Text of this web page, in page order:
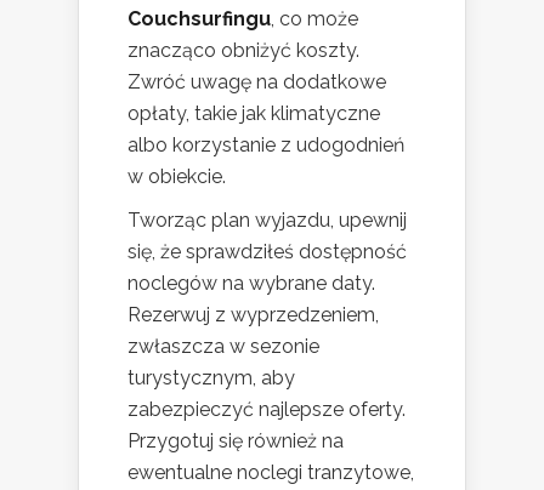
Couchsurfingu , co może
znacząco obniżyć koszty.
Zwróć uwagę na dodatkowe
opłaty, takie jak klimatyczne
albo korzystanie z udogodnień
w obiekcie.
Tworząc plan wyjazdu, upewnij
się, że sprawdziłeś dostępność
noclegów na wybrane daty.
Rezerwuj z wyprzedzeniem,
zwłaszcza w sezonie
turystycznym, aby
zabezpieczyć najlepsze oferty.
Przygotuj się również na
ewentualne noclegi tranzytowe,